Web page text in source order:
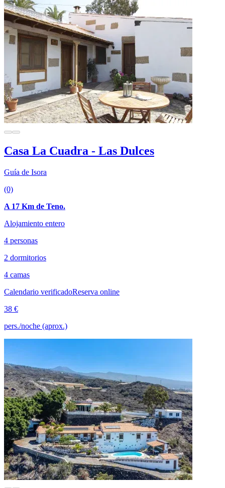
Casa La Cuadra - Las Dulces
Guía de Isora
(0)
A 17 Km de Teno.
Alojamiento entero
4 personas
2 dormitorios
4 camas
Calendario verificadoReserva online
38 €
pers./noche (aprox.)